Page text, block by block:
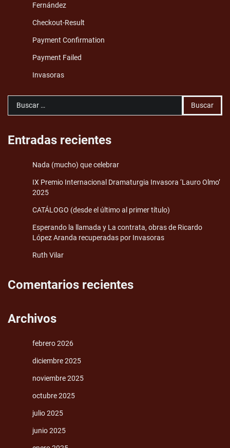
Fernández
Checkout-Result
Payment Confirmation
Payment Failed
Invasoras
Buscar:
Entradas recientes
Nada (mucho) que celebrar
IX Premio Internacional Dramaturgia Invasora ‘Lauro Olmo’
2025
CATÁLOGO (desde el último al primer título)
Esperando la llamada y La contrata, obras de Ricardo
López Aranda recuperadas por Invasoras
Ruth Vilar
Comentarios recientes
Archivos
febrero 2026
diciembre 2025
noviembre 2025
octubre 2025
julio 2025
junio 2025